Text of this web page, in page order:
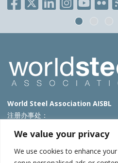
We value your privacy
We use cookies to enhance
World Steel Association AISBL
注册办事处：
T: +32 2 702 89 00 – E: